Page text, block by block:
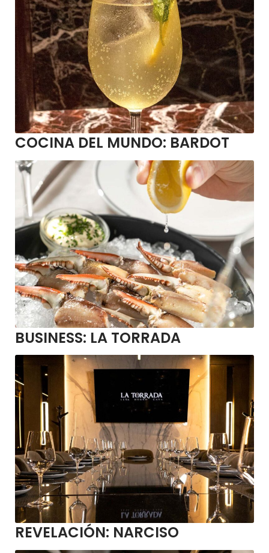
COCINA DEL MUNDO: BARDOT
BUSINESS: LA TORRADA
REVELACIÓN: NARCISO